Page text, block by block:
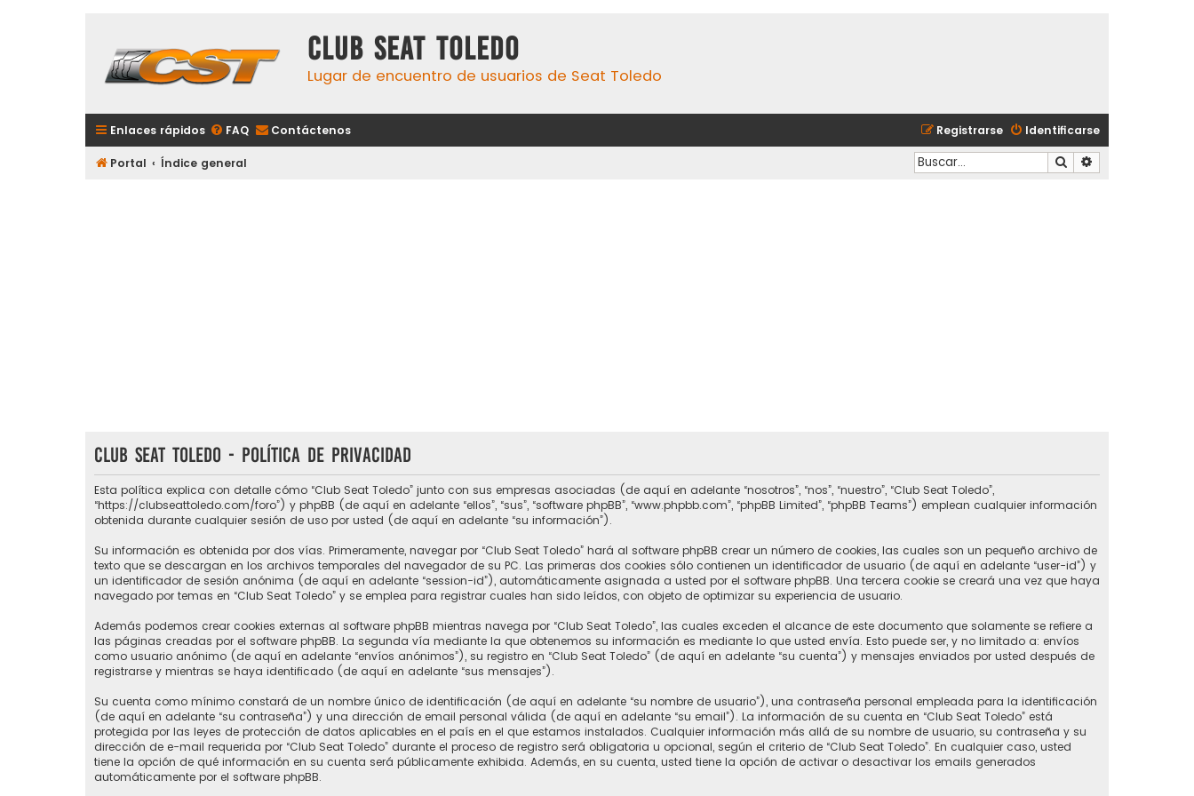
Club Seat Toledo
Lugar de encuentro de usuarios de Seat Toledo
Enlaces rápidos FAQ Contáctenos Identificarse
Registrarse
Portal Índice general Buscar
Club Seat Toledo - Política de privacidad
Esta política explica con detalle cómo “Club Seat Toledo” junto con sus empresas asociadas (de aquí en adelante “nosotros”, “nos”, “nuestro”, “Club Seat Toledo”,
“https://clubseattoledo.com/foro”) y phpBB (de aquí en adelante “ellos”, “sus”, “software phpBB”, “www.phpbb.com”, “phpBB Limited”, “phpBB Teams”) emplean cualquier información
obtenida durante cualquier sesión de uso por usted (de aquí en adelante “su información”).
Su información es obtenida por dos vías. Primeramente, navegar por “Club Seat Toledo” hará al software phpBB crear un número de cookies, las cuales son un pequeño archivo de
texto que se descargan en los archivos temporales del navegador de su PC. Las primeras dos cookies sólo contienen un identificador de usuario (de aquí en adelante “user-id”) y
un identificador de sesión anónima (de aquí en adelante “session-id”), automáticamente asignada a usted por el software phpBB. Una tercera cookie se creará una vez que haya
navegado por temas en “Club Seat Toledo” y se emplea para registrar cuales han sido leídos, con objeto de optimizar su experiencia de usuario.
Además podemos crear cookies externas al software phpBB mientras navega por “Club Seat Toledo”, las cuales exceden el alcance de este documento que solamente se refiere a
las páginas creadas por el software phpBB. La segunda vía mediante la que obtenemos su información es mediante lo que usted envía. Esto puede ser, y no limitado a: envíos
como usuario anónimo (de aquí en adelante “envíos anónimos”), su registro en “Club Seat Toledo” (de aquí en adelante “su cuenta”) y mensajes enviados por usted después de
registrarse y mientras se haya identificado (de aquí en adelante “sus mensajes”).
Su cuenta como mínimo constará de un nombre único de identificación (de aquí en adelante “su nombre de usuario”), una contraseña personal empleada para la identificación
(de aquí en adelante “su contraseña”) y una dirección de email personal válida (de aquí en adelante “su email”). La información de su cuenta en “Club Seat Toledo” está
protegida por las leyes de protección de datos aplicables en el país en el que estamos instalados. Cualquier información más allá de su nombre de usuario, su contraseña y su
dirección de e-mail requerida por “Club Seat Toledo” durante el proceso de registro será obligatoria u opcional, según el criterio de “Club Seat Toledo”. En cualquier caso, usted
tiene la opción de qué información en su cuenta será públicamente exhibida. Además, en su cuenta, usted tiene la opción de activar o desactivar los emails generados
automáticamente por el software phpBB.